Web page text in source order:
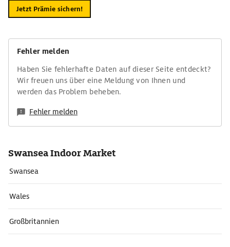
Jetzt Prämie sichern!
Fehler melden
Haben Sie fehlerhafte Daten auf dieser Seite entdeckt?
Wir freuen uns über eine Meldung von Ihnen und
werden das Problem beheben.
Fehler melden
Swansea Indoor Market
Swansea
Wales
Großbritannien